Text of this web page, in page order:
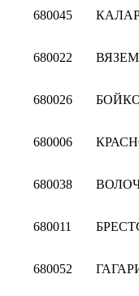
680045
680022
680026
680006
680038
680011
680052